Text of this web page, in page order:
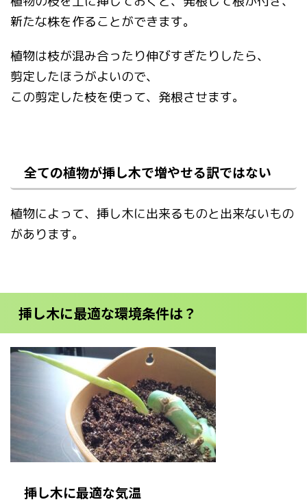
新たな株を作ることができます。
植物は枝が混み合ったり伸びすぎたりしたら、
剪定したほうがよいので、
この剪定した枝を使って、発根させます。
全ての植物が挿し木で増やせる訳ではない
植物によって、挿し木に出来るものと出来ないもの
があります。
挿し木に最適な環境条件は？
挿し木に最適な気温